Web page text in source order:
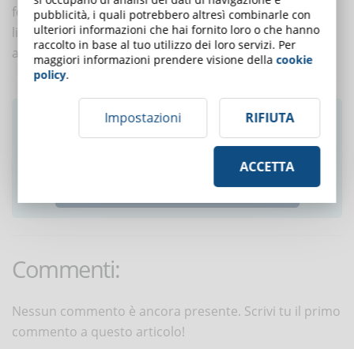
formativi adatti alle esigenze locali sia in termini
linguistici sia in termini di preferenza per i contenuti
audio e video e social learning.
Ti è piaciuto questo articolo? Iscriviti alla
newsletter e ricevi le notizie settimanali!
ISCRIVITI ALLA NEWSLETTER
Commenti:
Nessun commento è ancora presente. Scrivi tu il primo
commento a questo articolo!
pubblicità, i quali potrebbero altresì combinarle con
ulteriori informazioni che hai fornito loro o che hanno
raccolto in base al tuo utilizzo dei loro servizi. Per
maggiori informazioni prendere visione dellacookie
policy.
Impostazioni RIFIUTA
ACCETTA